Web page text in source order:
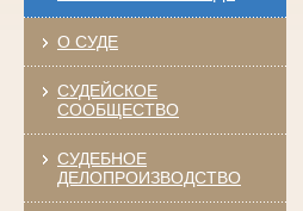
О СУДЕ
СУДЕЙСКОЕ
СООБЩЕСТВО
СУДЕБНОЕ
ДЕЛОПРОИЗВОДСТВО